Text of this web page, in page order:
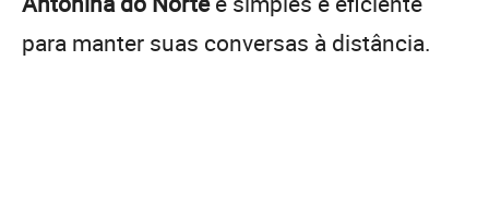
para manter suas conversas à distância.